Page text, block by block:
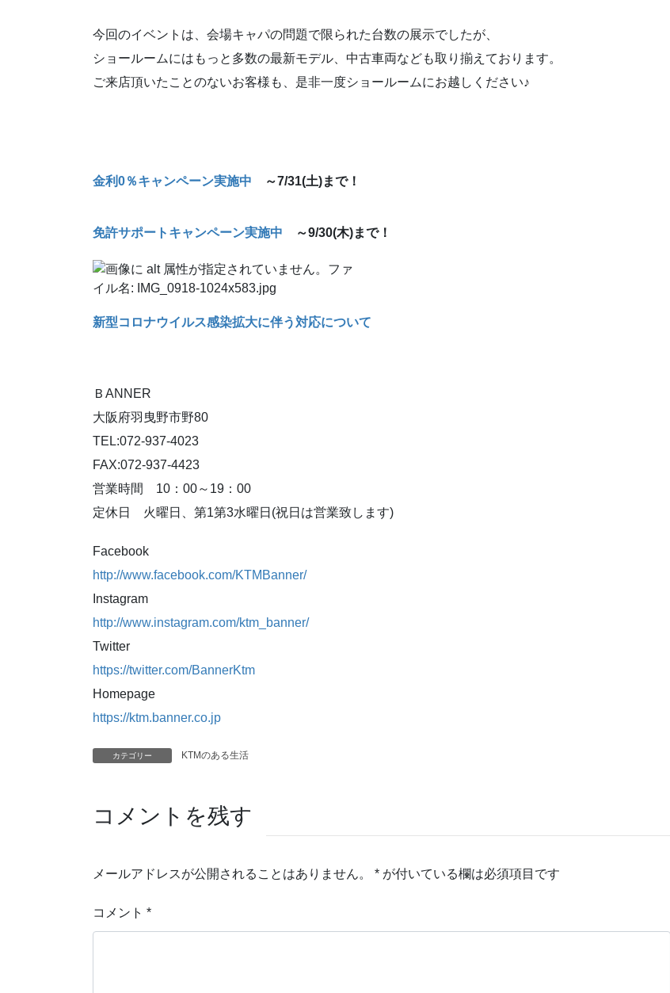
今回のイベントは、会場キャパの問題で限られた台数の展示でしたが、
ショールームにはもっと多数の最新モデル、中古車両なども取り揃えております。
ご来店頂いたことのないお客様も、是非一度ショールームにお越しください♪
金利0％キャンペーン実施中 ～7/31(土)まで！
免許サポートキャンペーン実施中 ～9/30(木)まで！
新型コロナウイルス感染拡大に伴う対応について
ＢANNER
大阪府羽曳野市野80
TEL:072-937-4023
FAX:072-937-4423
営業時間 10：00～19：00
定休日 火曜日、第1第3水曜日(祝日は営業致します)
Facebook
http://www.facebook.com/KTMBanner/
Instagram
http://www.instagram.com/ktm_banner/
Twitter
https://twitter.com/BannerKtm
Homepage
https://ktm.banner.co.jp
カテゴリー KTMのある生活
コメントを残す
メールアドレスが公開されることはありません。 * が付いている欄は必須項目です
コメント *